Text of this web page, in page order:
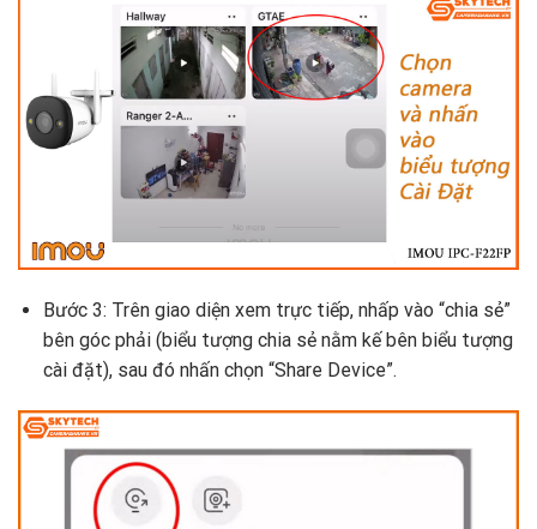
Bước 3: Trên giao diện xem trực tiếp, nhấp vào “chia sẻ”
bên góc phải (biểu tượng chia sẻ nằm kế bên biểu tượng
cài đặt), sau đó nhấn chọn “Share Device”.